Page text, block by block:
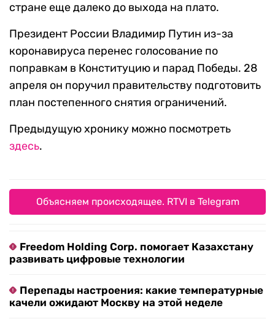
стране еще далеко до выхода на плато.
Президент России Владимир Путин из-за
коронавируса перенес голосование по
поправкам в Конституцию и парад Победы. 28
апреля он поручил правительству подготовить
план постепенного снятия ограничений.
Предыдущую хронику можно посмотреть
здесь.
Объясняем происходящее. RTVI в Telegram
Freedom Holding Corp. помогает Казахстану
развивать цифровые технологии
Перепады настроения: какие температурные
качели ожидают Москву на этой неделе